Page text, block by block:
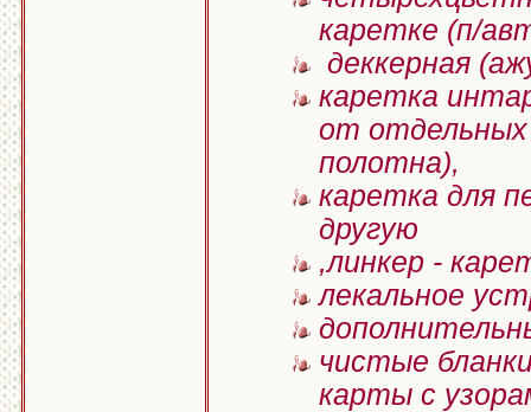
каретке (п/
деккерная
каретка
от отдельных
полотна),
каретка для
другую
,линкер -
лекальное
чистые
карты с